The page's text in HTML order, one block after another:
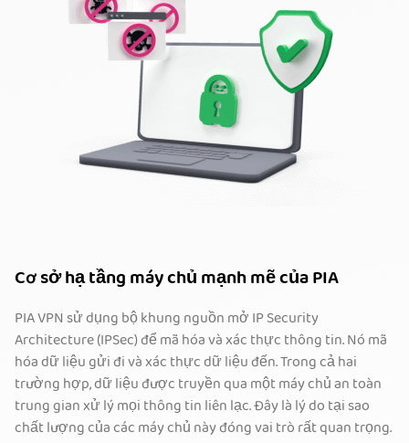
Cơ sở hạ tầng máy chủ mạnh mẽ của PIA
PIA VPN sử dụng bộ khung nguồn mở IP Security
Architecture (IPSec) để mã hóa và xác thực thông tin. Nó mã
hóa dữ liệu gửi đi và xác thực dữ liệu đến. Trong cả hai
trường hợp, dữ liệu được truyền qua một máy chủ an toàn
trung gian xử lý mọi thông tin liên lạc. Đây là lý do tại sao
chất lượng của các máy chủ này đóng vai trò rất quan trọng.